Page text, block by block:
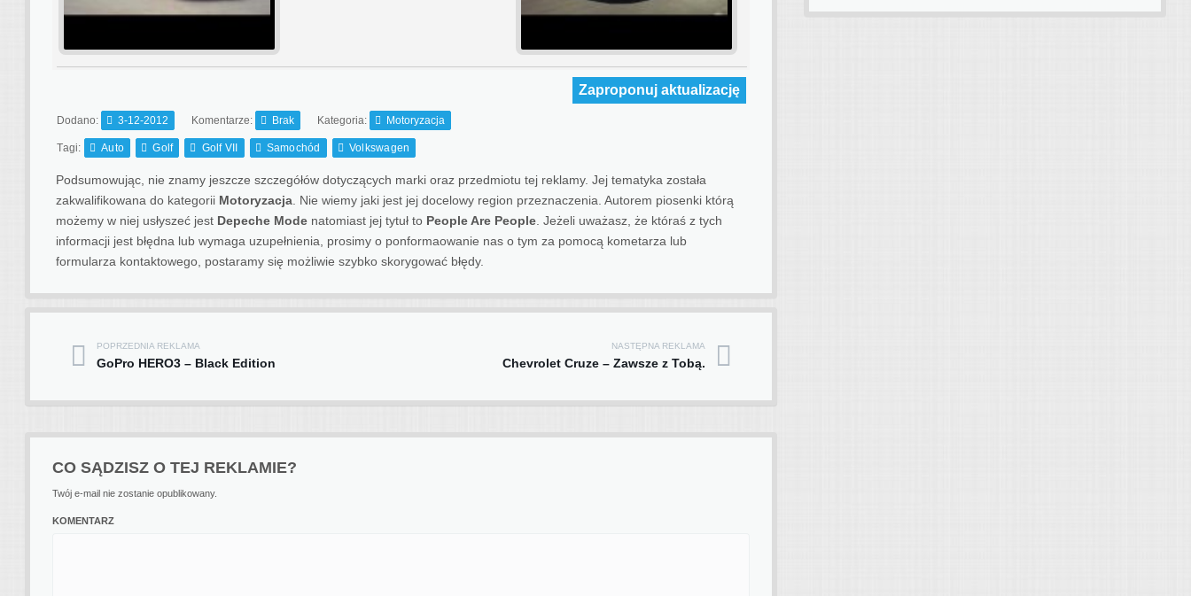
Zaproponuj aktualizację
Dodano: 3-12-2012 Komentarze: Brak Kategoria: Motoryzacja
Tagi: Auto Golf Golf VII Samochód Volkswagen
Podsumowując, nie znamy jeszcze szczegółów dotyczących marki oraz przedmiotu tej reklamy. Jej tematyka została
zakwalifikowana do kategorii Motoryzacja . Nie wiemy jaki jest jej docelowy region przeznaczenia.Autorem piosenki którą
możemy w niej usłyszeć jest Depeche Mode natomiast jej tytuł to People Are People . Jeżeli uważasz, że któraś z tych
informacji jest błędna lub wymaga uzupełnienia, prosimy o ponformaowanie nas o tym za pomocą kometarza lub
formularza kontaktowego, postaramy się możliwie szybko skorygować błędy.
Post navigation
POPRZEDNIA REKLAMA
GoPro HERO3 – Black Edition
NASTĘPNA REKLAMA
Chevrolet Cruze – Zawsze z Tobą.
CO SĄDZISZ O TEJ REKLAMIE?
Twój e-mail nie zostanie opublikowany.
KOMENTARZ